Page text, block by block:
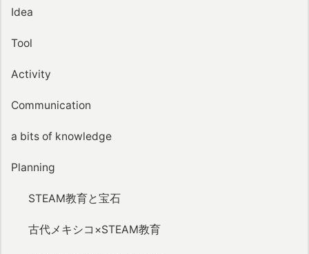
Idea
Tool
Activity
Communication
a bits of knowledge
Planning
STEAM教育と宝石
古代メキシコ×STEAM教育